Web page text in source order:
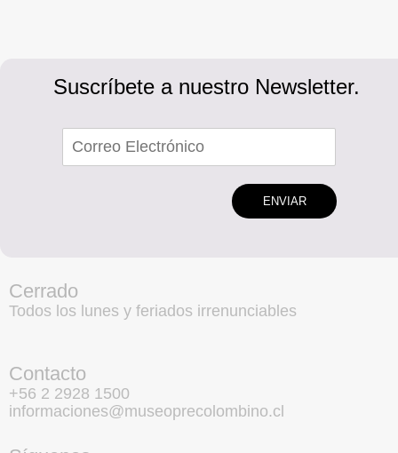
Suscríbete a nuestro Newsletter.
ENVIAR
Cerrado
Todos los lunes y feriados irrenunciables
Contacto
+56 2 2928 1500
informaciones@museoprecolombino.cl